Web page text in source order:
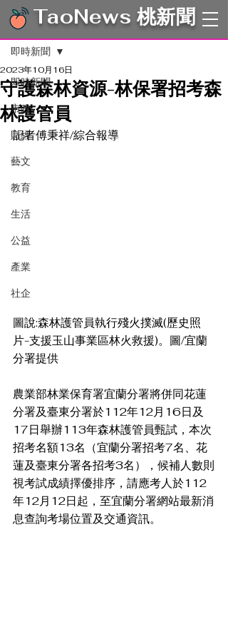
TaoNews 桃新聞
文章
即時新聞
市政
財經
藝文
教育
生活
公益
產業
社企
即時新聞
守護森林資源-林保署招考森
林護管員
2023年10月16日
記者傅秉祥/綜合報導
圖說:森林護管員執行殘火撲滅(歷史照
片-支援玉山事業區林火救援)。圖/宜蘭
分署提供
農業部林業保育署宜蘭分署將併同花蓮
分署及臺東分署於112年12月16日及
17日舉辦113年森林護管員甄試，本次
招考名額13名（宜蘭分署招考7名、花
蓮及臺東分署各招考3名），候補人數則
視考試成績擇優排序，請應考人於112
年12月12日起，至宜蘭分署網站最新消
息查詢考場位置及交通資訊。